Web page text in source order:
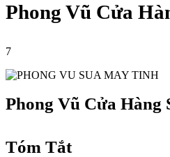
Phong Vũ Cửa
7
Phong Vũ Cửa Hàng
Tóm Tắt